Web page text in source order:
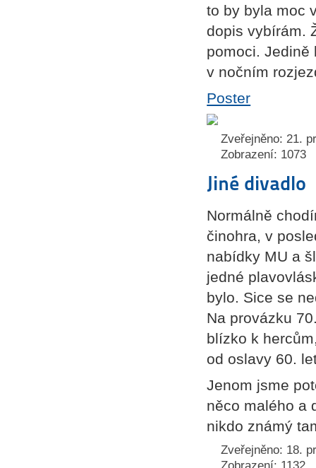
to by byla moc
dopis vybírám.
pomoci. Jedině
v nočním
Poster
Zveřejněno: 21.
Zobrazení: 1073
Jiné divadlo
Normálně
činohra, v
nabídky MU a
jedné
bylo. Sice se
Na provázku
blízko k
od oslavy 60.
Jenom jsme
něco malého a
nikdo známý
Zveřejněno: 18.